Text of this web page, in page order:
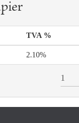
TVA %
2.10%